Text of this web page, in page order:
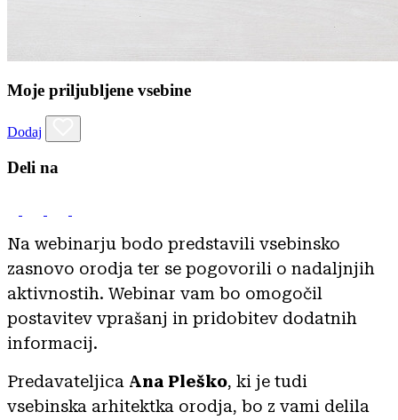
Moje priljubljene vsebine
Dodaj
Deli na
Na webinarju bodo predstavili vsebinsko
zasnovo orodja ter se pogovorili o nadaljnjih
aktivnostih. Webinar vam bo omogočil
postavitev vprašanj in pridobitev dodatnih
informacij.
Predavateljica Ana Pleško, ki je tudi
vsebinska arhitektka orodja, bo z vami delila